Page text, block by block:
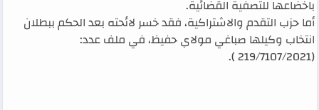
باخضاعها للتصفية القضائية.
أما حزب التقدم والاشتراكية، فقد خسر لائحته بعد الحكم ببطلان
انتخاب وكيلها صباغي مولاي حفيظ، في ملف عدد:
(219/7107/2021 ).